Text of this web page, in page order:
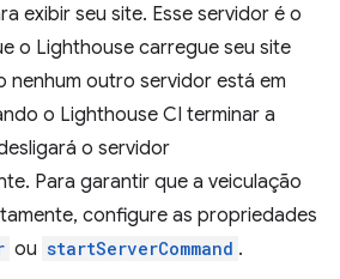
exibir seu site. Esse servidor é o
o Lighthouse carregue seu site
nenhum outro servidor está em
o Lighthouse CI terminar a
o servidor
Para garantir que a veiculação
configure as propriedades
ou startServerCommand .